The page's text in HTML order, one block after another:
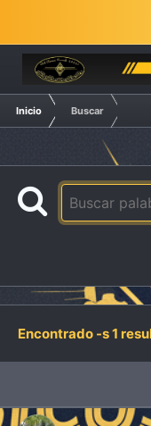
Inicio Buscar
Encontrado -s 1